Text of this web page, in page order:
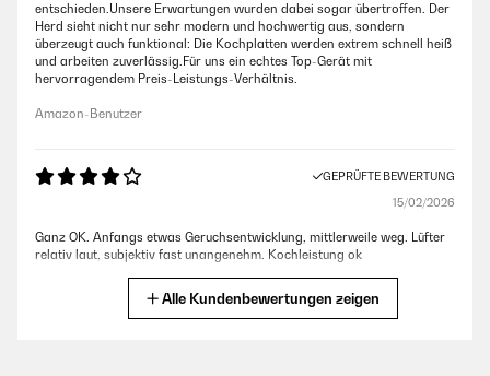
entschieden.Unsere Erwartungen wurden dabei sogar übertroffen. Der
Herd sieht nicht nur sehr modern und hochwertig aus, sondern
überzeugt auch funktional: Die Kochplatten werden extrem schnell heiß
und arbeiten zuverlässig.Für uns ein echtes Top-Gerät mit
hervorragendem Preis-Leistungs-Verhältnis.
Amazon-Benutzer
GEPRÜFTE BEWERTUNG
15/02/2026
Ganz OK. Anfangs etwas Geruchsentwicklung, mittlerweile weg. Lüfter
relativ laut, subjektiv fast unangenehm. Kochleistung ok
Alle Kundenbewertungen zeigen